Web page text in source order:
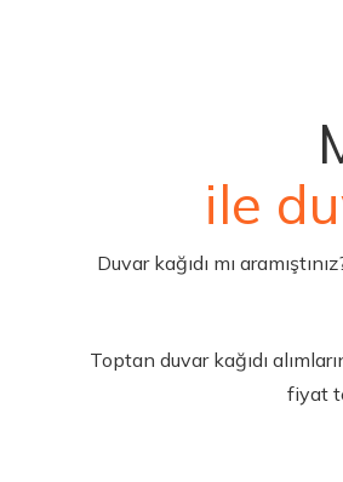
ile
Duvar kağıdı mı
Toptan duvar kağıdı
fiyat